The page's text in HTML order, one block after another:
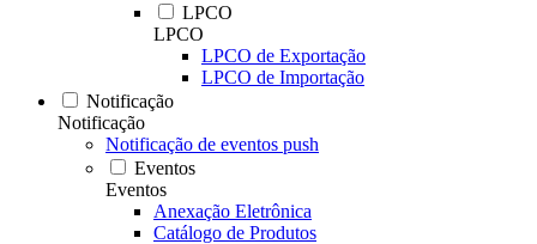
LPCO
LPCO
LPCO de Exportação
LPCO de Importação
Notificação
Notificação
Notificação de eventos push
Eventos
Eventos
Anexação Eletrônica
Catálogo de Produtos